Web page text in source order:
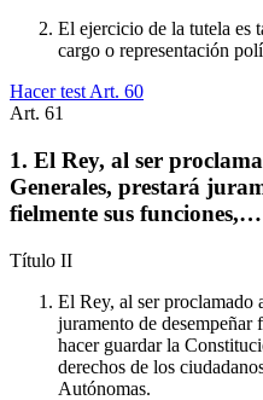
El ejercicio de la tutela es
cargo o representación
Hacer test Art. 60
Art. 61
1. El Rey, al ser
Generales, prestará
fielmente sus funciones,…
Título II
El Rey, al ser proclamado
juramento de desempeñar
hacer guardar la
derechos de los
Autónomas.